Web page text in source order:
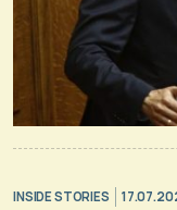
INSIDE STORIES